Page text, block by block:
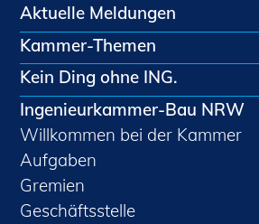
Aktuelle Meldungen
Kammer-Themen
Kein Ding ohne ING.
Ingenieurkammer-Bau NRW
Willkommen bei der Kammer
Aufgaben
Gremien
Geschäftsstelle